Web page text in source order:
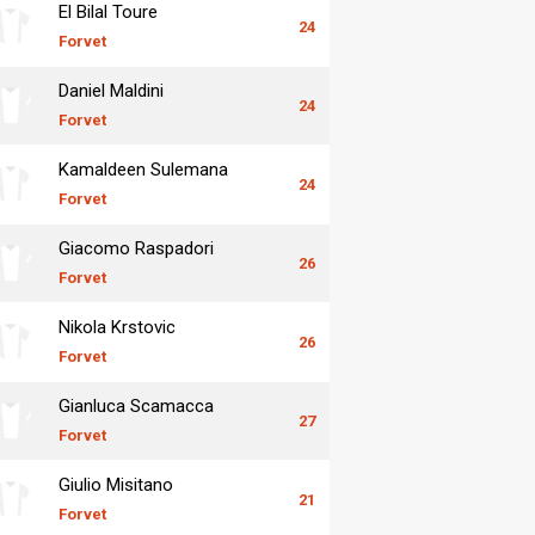
El Bilal Toure
Forvet
24
Daniel Maldini
Forvet
24
Kamaldeen Sulemana
Forvet
24
Giacomo Raspadori
Forvet
26
Nikola Krstovic
Forvet
26
Gianluca Scamacca
Forvet
27
Giulio Misitano
Forvet
21